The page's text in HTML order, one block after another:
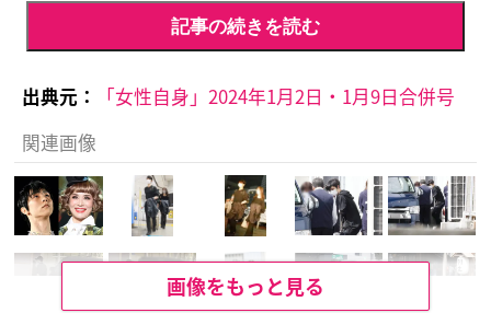
記事の続きを読む
出典元：
「女性自身」2024年1月2日・1月9日合併号
関連画像
画像をもっと見る